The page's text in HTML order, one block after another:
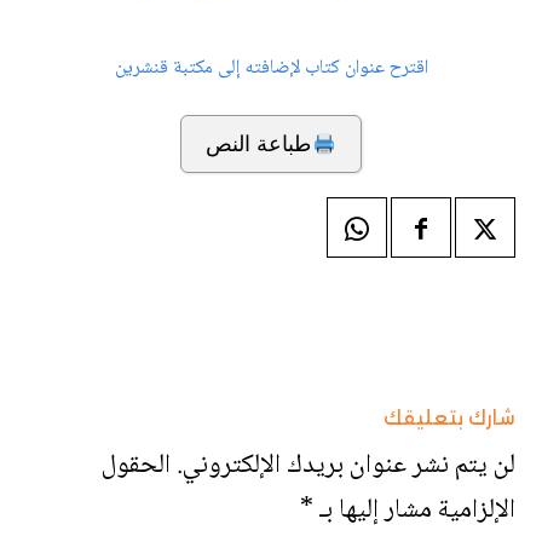
اقترح عنوان كتاب لإضافته إلى مكتبة قنشرين
طباعة النص
شارك بتعليقك
لن يتم نشر عنوان بريدك الإلكتروني.الحقول
الإلزامية مشار إليها بـ*